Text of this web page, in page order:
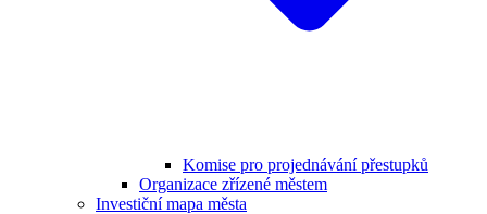
Komise pro projednávání přestupků
Organizace zřízené městem
Investiční mapa města